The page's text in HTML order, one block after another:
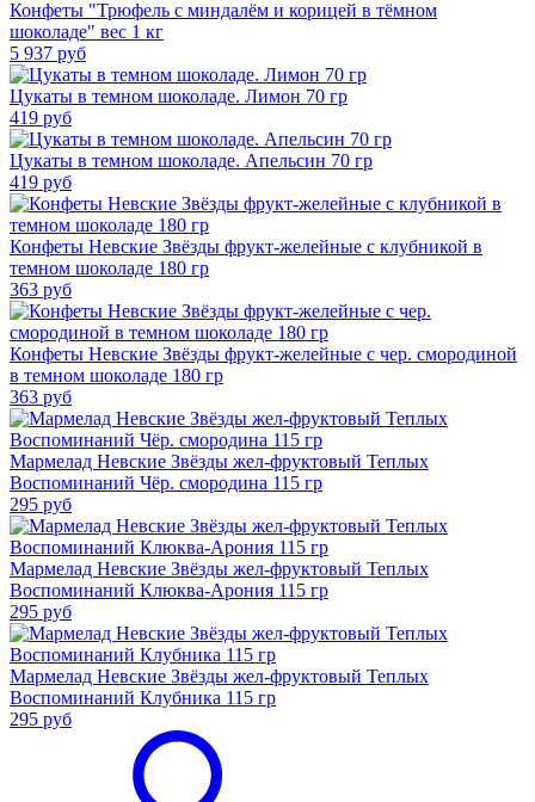
Конфеты "Трюфель с миндалём и корицей в тёмном
шоколаде" вес 1 кг
5 937 руб
Цукаты в темном шоколаде. Лимон 70 гр
419 руб
Цукаты в темном шоколаде. Апельсин 70 гр
419 руб
Конфеты Невские Звёзды фрукт-желейные с клубникой в
темном шоколаде 180 гр
363 руб
Конфеты Невские Звёзды фрукт-желейные с чер. смородиной
в темном шоколаде 180 гр
363 руб
Мармелад Невские Звёзды жел-фруктовый Теплых
Воспоминаний Чёр. смородина 115 гр
295 руб
Мармелад Невские Звёзды жел-фруктовый Теплых
Воспоминаний Клюква-Арония 115 гр
295 руб
Мармелад Невские Звёзды жел-фруктовый Теплых
Воспоминаний Клубника 115 гр
295 руб